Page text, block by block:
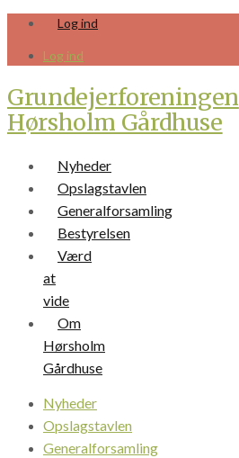
Skip
content
Log ind
Log ind
Grundejerforeningen
Hørsholm Gårdhuse
Nyheder
Opslagstavlen
Generalforsamling
Bestyrelsen
Værd
at
vide
Om
Hørsholm
Gårdhuse
Nyheder
Opslagstavlen
Generalforsamling